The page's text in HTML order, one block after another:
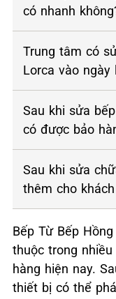
có nhanh
Trung tâm có
Lorca vào ngày
Sau khi sửa
có được bảo
Sau khi sửa
thêm cho
Bếp Từ Bếp
thuộc trong
hàng hiện nay.
thiết bị có thể